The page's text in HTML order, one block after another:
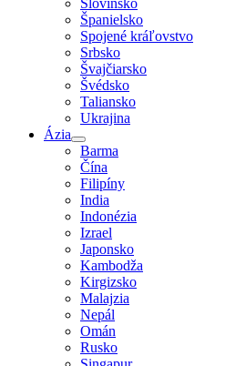
Španielsko
Spojené kráľovstvo
Srbsko
Švajčiarsko
Švédsko
Taliansko
Ukrajina
Ázia
Barma
Čína
Filipíny
India
Indonézia
Izrael
Japonsko
Kambodža
Kirgizsko
Malajzia
Nepál
Omán
Rusko